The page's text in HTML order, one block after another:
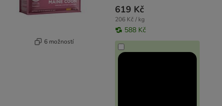
6 možností
619 Kč
206 Kč / kg
588 Kč